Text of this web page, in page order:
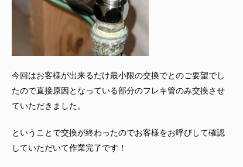
今回はお客様が出来るだけ最小限の交換でとのご要望でし
たので直接原因となっている部分のフレキ管のみ交換させ
ていただきました。
ということで交換が終わったのでお客様をお呼びして確認
していただいて作業完了です！